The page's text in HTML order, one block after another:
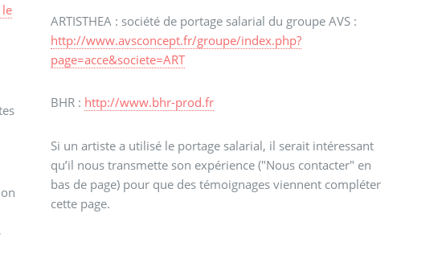
ARTISTHEA : société de portage salarial du groupe AVS :
http://www.avsconcept.fr/groupe/index.php?
page=acce&societe=ART
BHR : http://www.bhr-prod.fr
Si un artiste a utilisé le portage salarial, il serait intéressant
qu’il nous transmette son expérience ("Nous contacter" en
bas de page) pour que des témoignages viennent compléter
cette page.